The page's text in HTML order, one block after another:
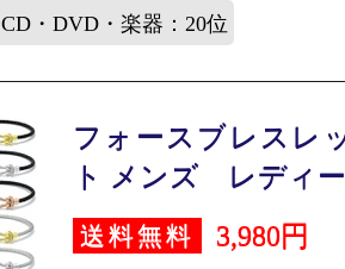
CD・DVD・楽器：20位
フォースブレスレ
ト メンズ レディ
送料無料 3,980円